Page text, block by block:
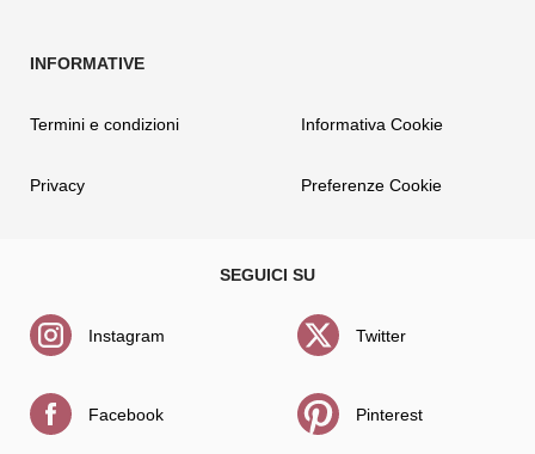
Termini e condizioni
Privacy
Informativa Cookie
Preferenze Cookie
Instagram
Facebook
Twitter
Pinterest